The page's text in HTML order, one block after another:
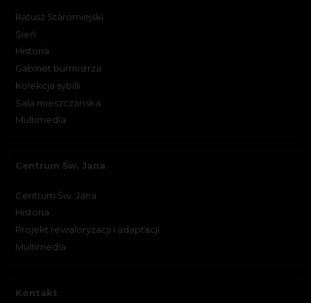
Ratusz Staromiejski
Sień
Historia
Gabinet burmistrza
Kolekcja sybilli
Sala mieszczańska
Multimedia
Centrum Św. Jana
Centrum Św. Jana
Historia
Projekt rewaloryzacji i adaptacji
Multimedia
Kontakt